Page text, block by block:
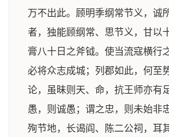
万不出此。顾明季纲常节义，诚
者，独能顾纲常、思节义，甘以
膏八十日之斧钺。使当流寇横行
必将众志成城；列郡如此，何至
论，虽昧则天、命，抗王师亦有
愚，则诚愚；谓之忠，则未始非
殉节地，长谒阎、陈二公祠，耳